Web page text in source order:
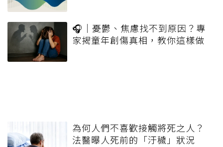
🎧｜憂鬱、焦慮找不到原因？專
家揭童年創傷真相，教你這樣做
為何人們不喜歡接觸將死之人？
法醫曝人死前的「汙穢」狀況